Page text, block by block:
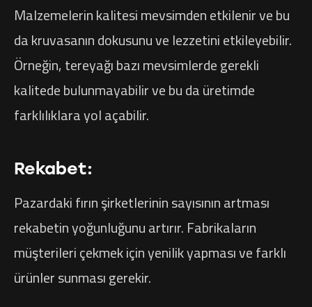
Malzemelerin kalitesi mevsimden etkilenir ve bu
da kruvasanın dokusunu ve lezzetini etkileyebilir.
Örneğin, tereyağı bazı mevsimlerde gerekli
kalitede bulunmayabilir ve bu da üretimde
farklılıklara yol açabilir.
Rekabet:
Pazardaki fırın şirketlerinin sayısının artması
rekabetin yoğunluğunu artırır. Fabrikaların
müşterileri çekmek için yenilik yapması ve farklı
ürünler sunması gerekir.